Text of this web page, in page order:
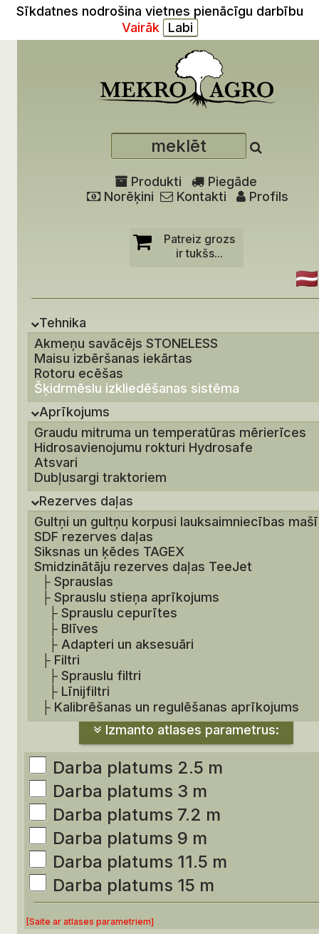
Sīkdatnes nodrošina vietnes pienācīgu darbību
Vairāk
Produkti
Piegāde
Norēķini
Kontakti Profils
Patreiz grozs
ir tukšs...
Tehnika
Akmeņu savācējs STONELESS
Maisu izbēršanas iekārtas
Rotoru ecēšas
Šķidrmēslu izkliedēšanas sistēma
Aprīkojums
Graudu mitruma un temperatūras mērierīces
Hidrosavienojumu rokturi Hydrosafe
Atsvari
Dubļusargi traktoriem
Rezerves daļas
Gultņi un gultņu korpusi lauksaimniecības
SDF rezerves daļas
Siksnas un ķēdes TAGEX
Smidzinātāju rezerves daļas TeeJet
├Sprauslas
├Sprauslu stieņa aprīkojums
├Sprauslu cepurītes
├ Blīves
├ Adapteri un aksesuāri
├ Filtri
├Sprauslu filtri
├ Līnijfiltri
├ Kalibrēšanas un regulēšanas aprīkojums
Izmanto atlases parametrus:
Darba platums 2.5 m
Darba platums 3 m
Darba platums 7.2 m
Darba platums 9 m
Darba platums 11.5 m
Darba platums 15 m
[Saite ar atlases parametriem]